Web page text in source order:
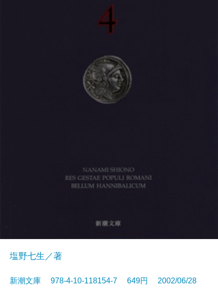
塩野七生／著
新潮文庫 978-4-10-118154-7 649円 2002/06/28